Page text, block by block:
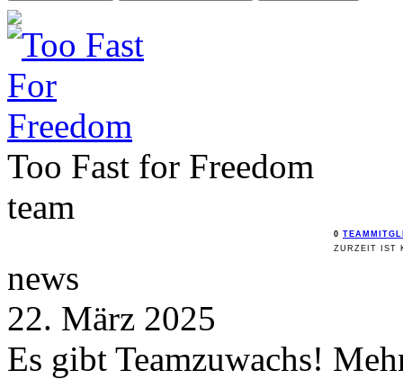
Too Fast for Freedom
team
0
ZURZEIT IST
news
22. März 2025
Es gibt Teamzuwachs!